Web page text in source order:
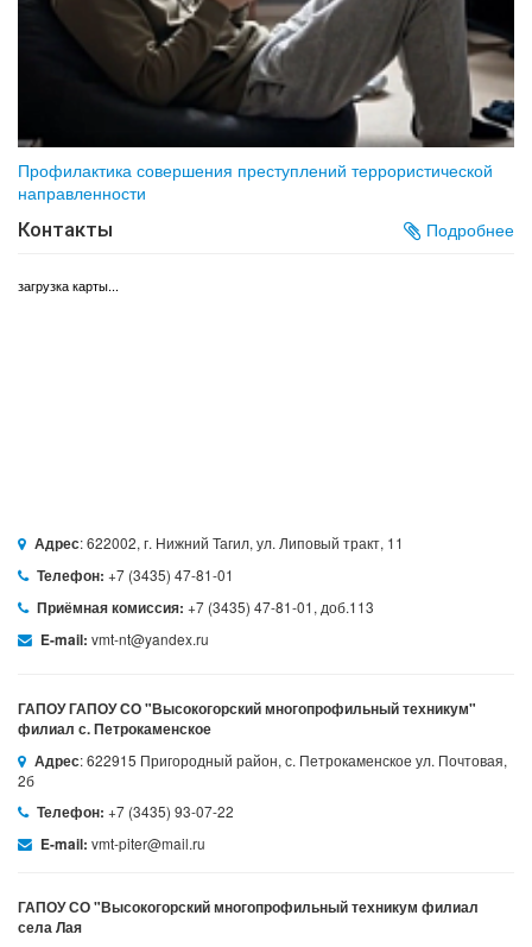
Профилактика совершения преступлений террористической
направленности
Контакты
Подробнее
загрузка карты...
Адрес: 622002, г. Нижний Тагил, ул. Липовый тракт, 11
Телефон: +7 (3435) 47-81-01
Приёмная комиссия: +7 (3435) 47-81-01, доб.113
E-mail: vmt-nt@yandex.ru
ГАПОУ ГАПОУ СО "Высокогорский многопрофильный техникум"
филиал с. Петрокаменское
Адрес: 622915 Пригородный район, с. Петрокаменское ул. Почтовая,
2б
Телефон: +7 (3435) 93-07-22
E-mail: vmt-piter@mail.ru
ГАПОУ СО "Высокогорский многопрофильный техникум филиал
села Лая